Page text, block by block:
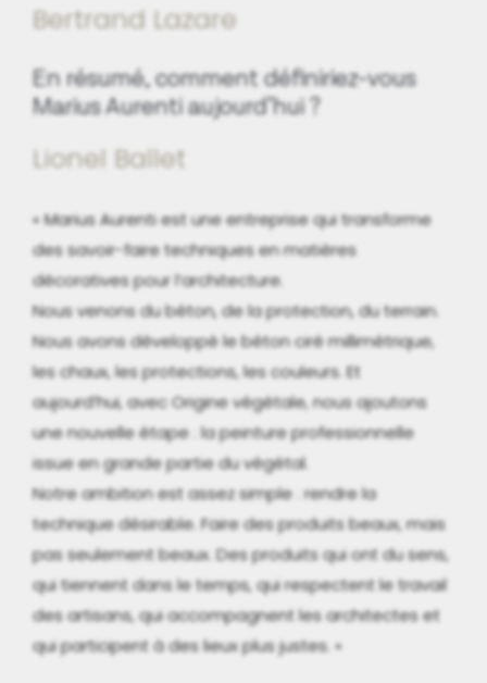
Bertrand Lazare
En résumé, comment définiriez-vous
Marius Aurenti aujourd’hui ?
Lionel Ballet
« Marius Aurenti est une entreprise qui transforme
des savoir-faire techniques en matières
décoratives pour l’architecture.
Nous venons du béton, de la protection, du terrain.
Nous avons développé le béton ciré millimétrique,
les chaux, les protections, les couleurs. Et
aujourd’hui, avec Origine végétale, nous ajoutons
une nouvelle étape : la peinture professionnelle
issue en grande partie du végétal.
Notre ambition est assez simple : rendre la
technique désirable. Faire des produits beaux, mais
pas seulement beaux. Des produits qui ont du sens,
qui tiennent dans le temps, qui respectent le travail
des artisans, qui accompagnent les architectes et
qui participent à des lieux plus justes. »